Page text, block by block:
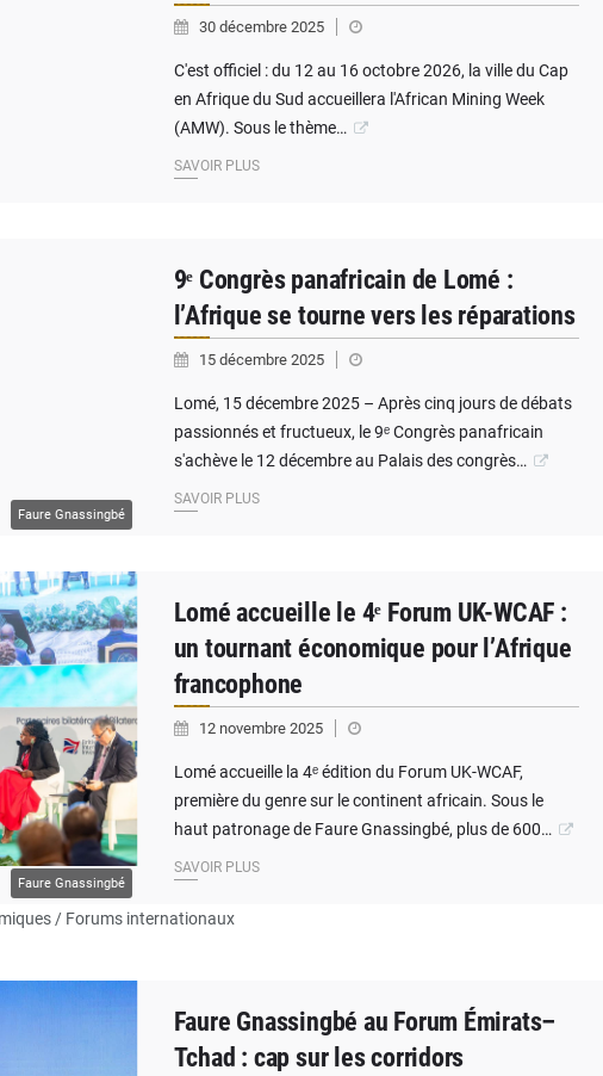
30 décembre 2025
C'est officiel : du 12 au 16 octobre 2026, la ville du Cap
en Afrique du Sud accueillera l'African Mining Week
(AMW). Sous le thème…
SAVOIR PLUS
Faure Gnassingbé
9ᵉ Congrès panafricain de Lomé :
l’Afrique se tourne vers les réparations
15 décembre 2025
Lomé, 15 décembre 2025 – Après cinq jours de débats
passionnés et fructueux, le 9ᵉ Congrès panafricain
s'achève le 12 décembre au Palais des congrès…
SAVOIR PLUS
Faure Gnassingbé
Lomé accueille le 4ᵉ Forum UK-WCAF :
un tournant économique pour l’Afrique
francophone
12 novembre 2025
Lomé accueille la 4ᵉ édition du Forum UK-WCAF,
première du genre sur le continent africain. Sous le
haut patronage de Faure Gnassingbé, plus de 600…
SAVOIR PLUS
/ Forums internationaux
Faure Gnassingbé au Forum Émirats–
Tchad : cap sur les corridors